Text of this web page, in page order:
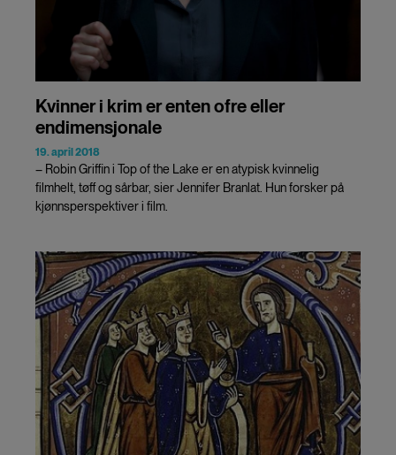
Kvinner i krim er enten ofre eller
endimensjonale
19. april 2018
– Robin Griffin i Top of the Lake er en atypisk kvinnelig
filmhelt, tøff og sårbar, sier Jennifer Branlat. Hun forsker på
kjønnsperspektiver i film.